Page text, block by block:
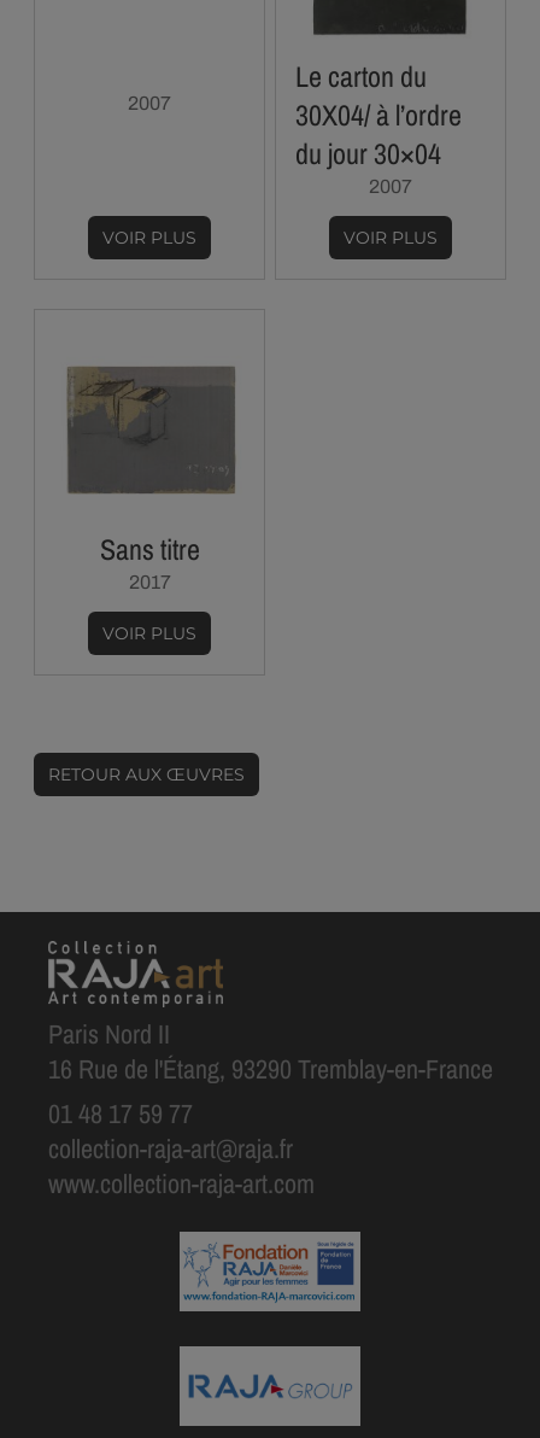
2007
VOIR PLUS
Le carton du
30X04/ à l’ordre
du jour 30×04
2007
VOIR PLUS
Sans titre
2017
VOIR PLUS
RETOUR AUX ŒUVRES
Paris Nord II
16 Rue de l'Étang, 93290 Tremblay-en-France
01 48 17 59 77
collection-raja-art@raja.fr
www.collection-raja-art.com